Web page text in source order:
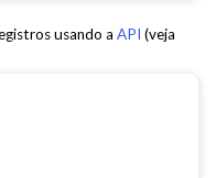
usando a API (veja